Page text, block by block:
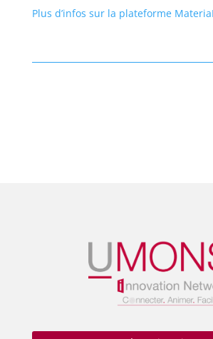
Plus d’infos sur la plateforme